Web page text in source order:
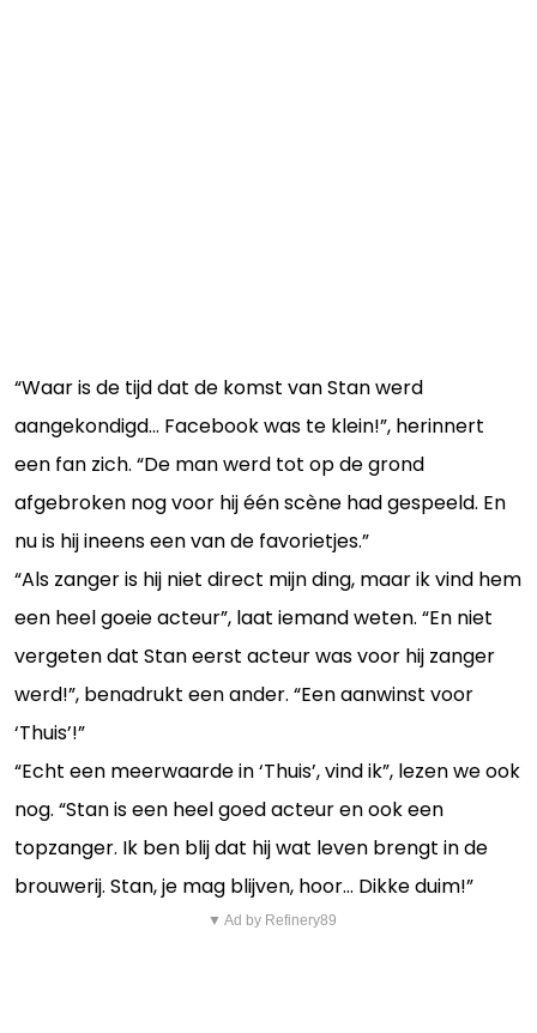
“Waar is de tijd dat de komst van Stan werd
aangekondigd... Facebook was te klein!”, herinnert
een fan zich. “De man werd tot op de grond
afgebroken nog voor hij één scène had gespeeld. En
nu is hij ineens een van de favorietjes.”
“Als zanger is hij niet direct mijn ding, maar ik vind hem
een heel goeie acteur”, laat iemand weten. “En niet
vergeten dat Stan eerst acteur was voor hij zanger
werd!”, benadrukt een ander. “Een aanwinst voor
‘Thuis’!”
“Echt een meerwaarde in ‘Thuis’, vind ik”, lezen we ook
nog. “Stan is een heel goed acteur en ook een
topzanger. Ik ben blij dat hij wat leven brengt in de
brouwerij. Stan, je mag blijven, hoor... Dikke duim!”
▼ Ad by Refinery89